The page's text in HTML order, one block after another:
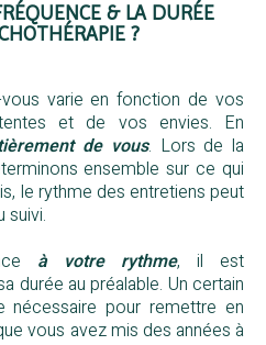
& LA DURÉE
?
varie en fonction de vos
et de vos envies. En
de vous. Lors de la
ensemble sur ce qui
le rythme des entretiens peut
suivi.
à votre rythme, il est
durée au préalable. Un certain
pour remettre en
vous avez mis des années à